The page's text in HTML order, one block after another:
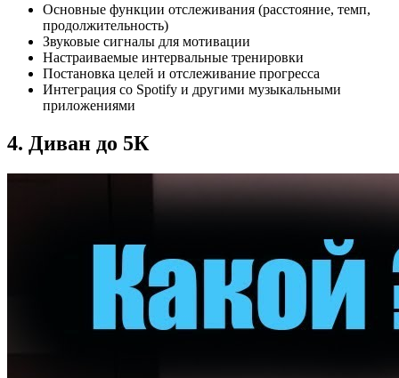
Основные функции отслеживания (расстояние, темп,
продолжительность)
Звуковые сигналы для мотивации
Настраиваемые интервальные тренировки
Постановка целей и отслеживание прогресса
Интеграция со Spotify и другими музыкальными
приложениями
4. Диван до 5К